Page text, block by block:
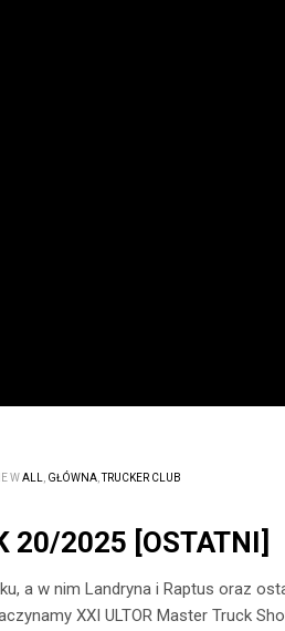
WALL, GŁÓWNA,TRUCKER CLUB
20/2025 [OSTATNI]
a w nim Landryna i Raptus oraz
XXI ULTOR Master Truck